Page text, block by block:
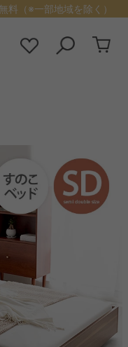
料（※一部地域を除く）